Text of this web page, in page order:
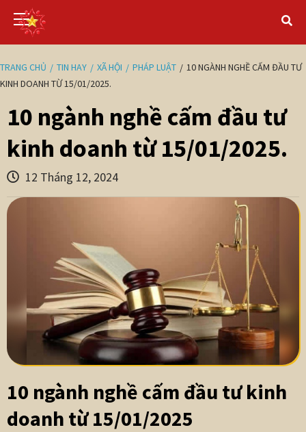
TRANG CHỦ TIN HAY XÃ HỘI PHÁP LUẬT
10 NGÀNH NGHỀ CẤM ĐẦU TƯ
KINH DOANH TỪ 15/01/2025.
10 ngành nghề cấm đầu tư
kinh doanh từ 15/01/2025.
12 Tháng 12, 2024
10 ngành nghề cấm đầu tư kinh
doanh từ 15/01/2025